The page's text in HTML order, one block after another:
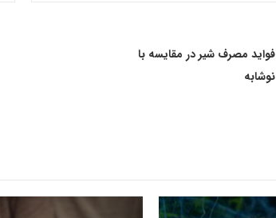
فواید مصرف شیر در مقایسه با
نوشابه